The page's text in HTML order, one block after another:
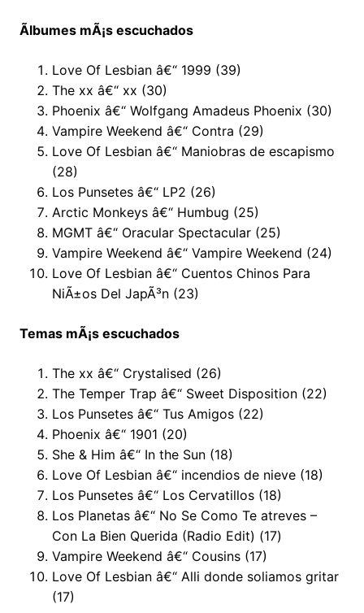
Ãlbumes mÃ¡s escuchados
Love Of Lesbian â€“ 1999 (39)
The xx â€“ xx (30)
Phoenix â€“ Wolfgang Amadeus Phoenix (30)
Vampire Weekend â€“ Contra (29)
Love Of Lesbian â€“ Maniobras de escapismo
(28)
Los Punsetes â€“ LP2 (26)
Arctic Monkeys â€“ Humbug (25)
MGMT â€“ Oracular Spectacular (25)
Vampire Weekend â€“ Vampire Weekend (24)
Love Of Lesbian â€“ Cuentos Chinos Para
NiÃ±os Del JapÃ³n (23)
Temas mÃ¡s escuchados
The xx â€“ Crystalised (26)
The Temper Trap â€“ Sweet Disposition (22)
Los Punsetes â€“ Tus Amigos (22)
Phoenix â€“ 1901 (20)
She & Him â€“ In the Sun (18)
Love Of Lesbian â€“ incendios de nieve (18)
Los Punsetes â€“ Los Cervatillos (18)
Los Planetas â€“ No Se Como Te atreves –
Con La Bien Querida (Radio Edit) (17)
Vampire Weekend â€“ Cousins (17)
Love Of Lesbian â€“ Alli donde soliamos gritar
(17)